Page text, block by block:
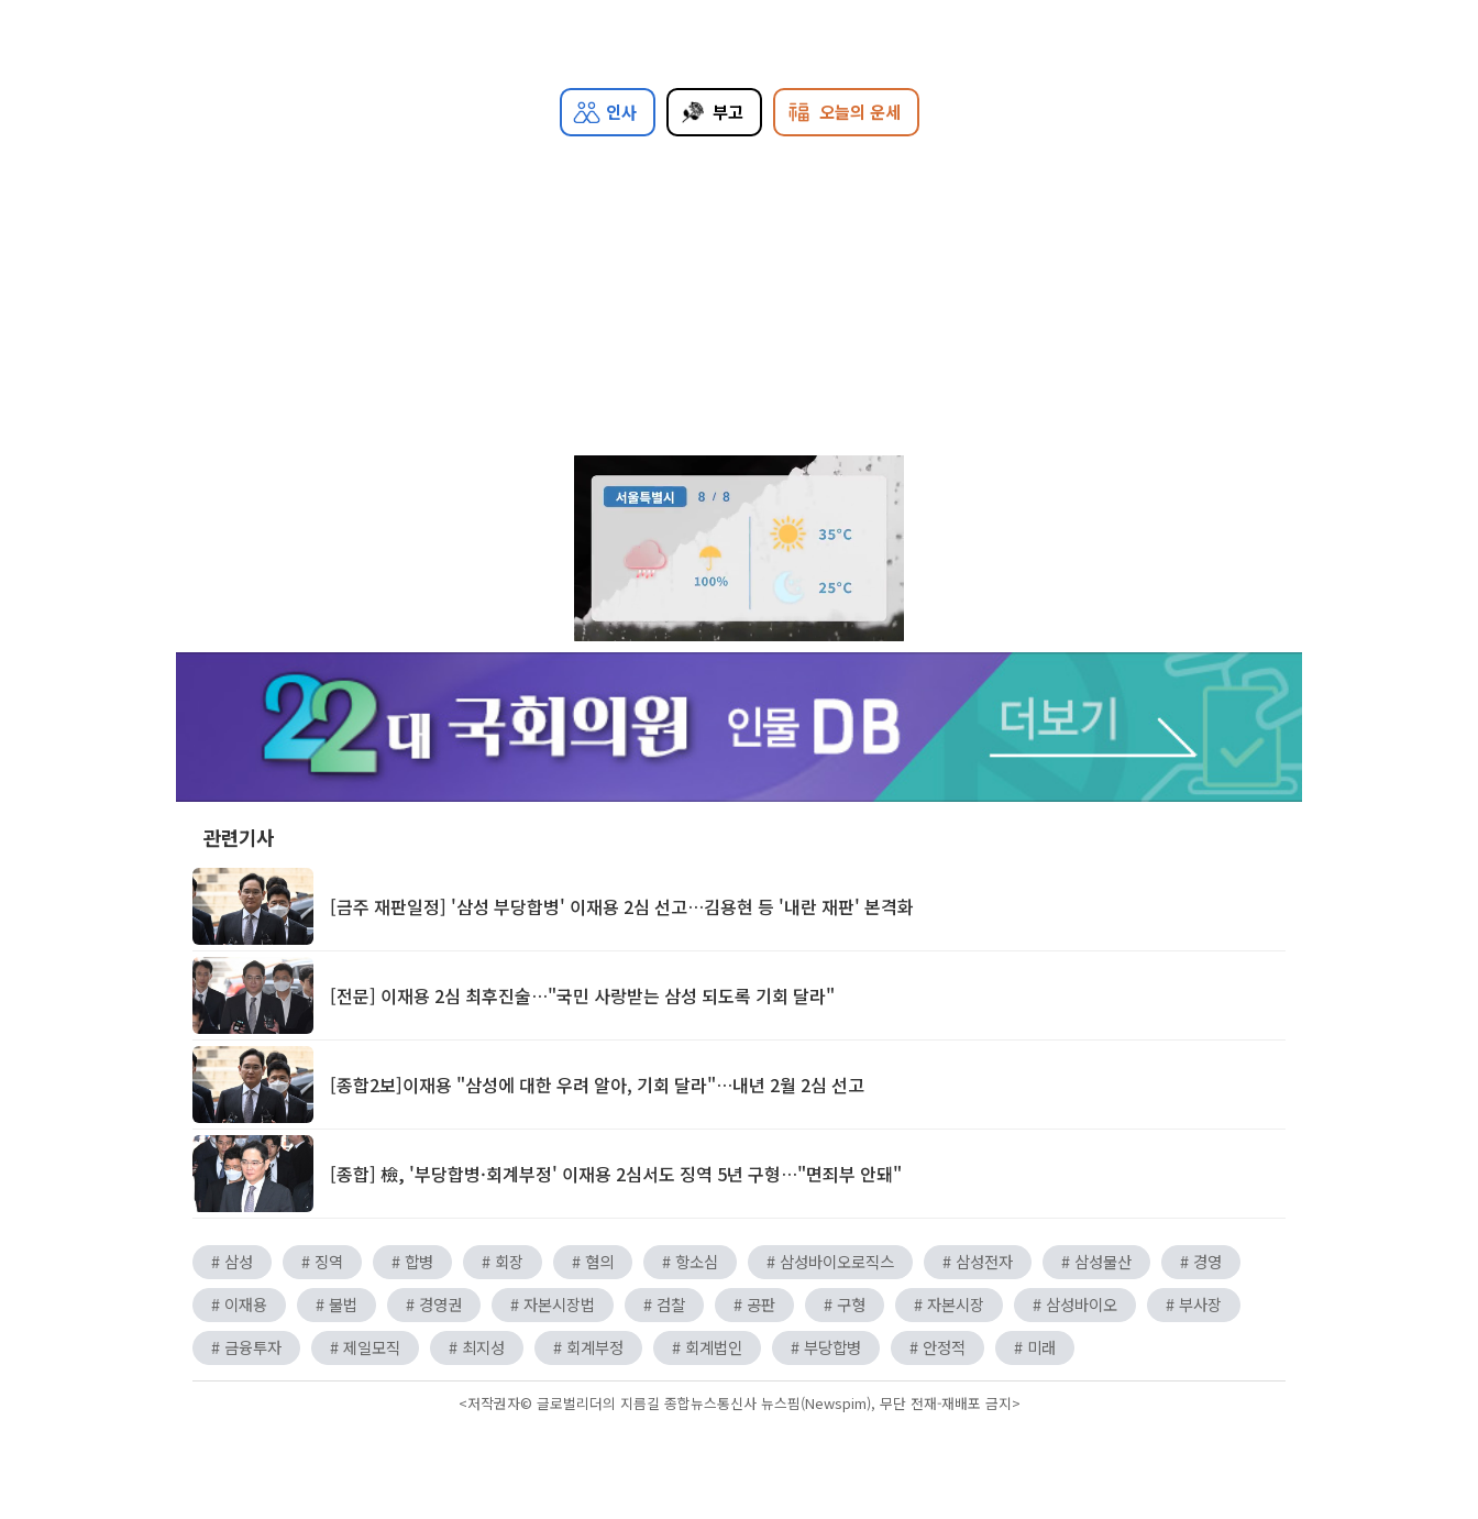
인사 부고 오늘의 운세
Unmute
관련기사
[금주 재판일정] '삼성 부당합병' 이재용 2심 선고…김용현 등 '내란 재판' 본격화
[전문] 이재용 2심 최후진술…"국민 사랑받는 삼성 되도록 기회 달라"
[종합2보]이재용 "삼성에 대한 우려 알아, 기회 달라"…내년 2월 2심 선고
[종합] 檢, '부당합병·회계부정' 이재용 2심서도 징역 5년 구형…"면죄부 안돼"
# 삼성 # 징역 # 합병 # 회장 # 혐의 # 항소심 # 삼성바이오로직스 # 삼성전자 # 삼성물산
# 경영
# 이재용
# 불법 # 경영권 # 자본시장법 # 검찰 # 공판 # 구형 # 자본시장 # 삼성바이오
# 부사장
# 금융투자
# 제일모직 # 최지성 # 회계부정 # 회계법인 # 부당합병 # 안정적 # 미래
<저작권자© 글로벌리더의 지름길 종합뉴스통신사 뉴스핌(Newspim), 무단 전재-재배포 금지>